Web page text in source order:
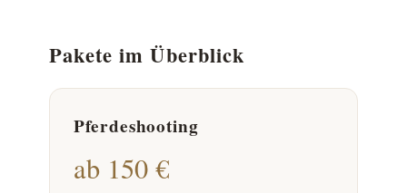
Pakete im Überblick
Pferdeshooting
ab 150 €